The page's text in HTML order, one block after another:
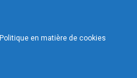
Politique en matière de cookies